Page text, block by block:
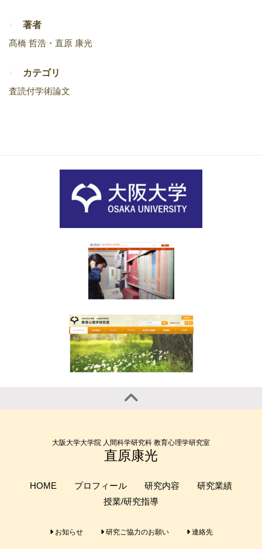
著者
髙橋 哲浩・直原 康光
カテゴリ
査読付学術論文
大阪大学大学院 人間科学研究科 教育心理学研究室
直原康光
HOME プロフィール 研究内容
研究業績
授業/研究指導
お知らせ 研究ご協力のお願い 連絡先